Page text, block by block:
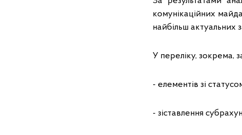
комунікаційних
найбільш актуальних
У переліку, зокрема,
- елементів зі
- зіставлення